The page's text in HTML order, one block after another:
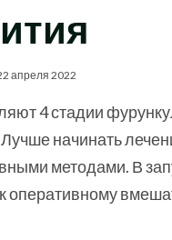
апреля 2022
4 стадии
начинать
методами. В
оперативному